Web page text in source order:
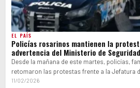
EL PAÍS
Policías rosarinos mantienen la
advertencia del Ministerio de Seguridad
Desde la mañana de este martes, policías,
retomaron las protestas frente a la Jefatura
11/02/2026